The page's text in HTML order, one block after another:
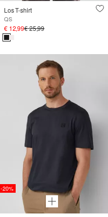
Los T-shirt
QS
€ 12,99€ 25,99
-20%